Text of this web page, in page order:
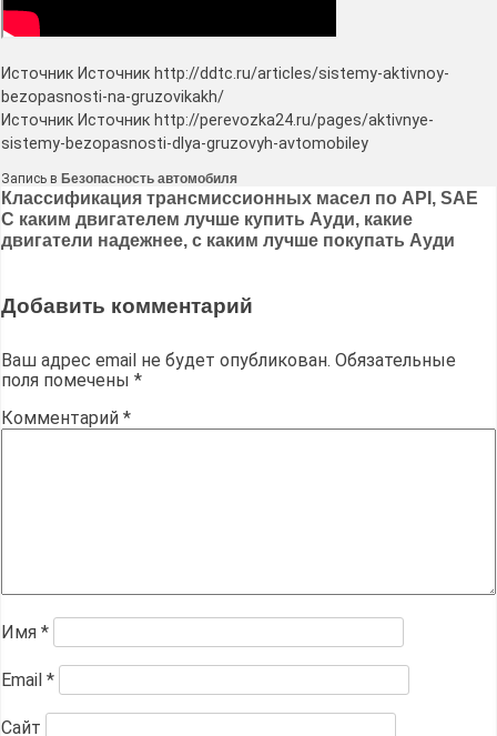
Источник Источник http://ddtc.ru/articles/sistemy-aktivnoy-
bezopasnosti-na-gruzovikakh/
Источник Источник http://perevozka24.ru/pages/aktivnye-
sistemy-bezopasnosti-dlya-gruzovyh-avtomobiley
Запись в Безопасность автомобиля
Навигация
по
Классификация трансмиссионных масел по API, SAE
С каким двигателем лучше купить Ауди, какие
двигатели надежнее, с каким лучше покупать Ауди
Добавить комментарий
Ваш адрес email не будет опубликован. Обязательные
поля помечены *
Комментарий *
Имя *
Email *
Сайт